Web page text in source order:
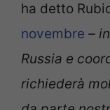
ha detto
novembre –
Russia e
richiederà